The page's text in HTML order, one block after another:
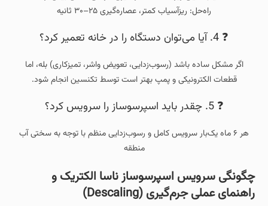
راه‌حل: ریزآسیاب کمتر، عصاره‌گیری ۲۵–۳۰ ثانیه
❓ 4. آیا می‌توان دستگاه را در خانه تعمیر کرد؟
اگر مشکل ساده باشد (رسوب‌زدایی، تعویض واشر، تمیزکاری) بله، اما
قطعات الکترونیکی و پمپ بهتر است توسط تکنسین انجام شود.
❓ 5. چقدر باید اسپرسوساز را سرویس کرد؟
هر ۶ ماه یک‌بار سرویس کامل و رسوب‌زدایی منظم با توجه به سختی آب
منطقه
چگونگی سرویس اسپرسوساز ناسا الکتریک و
راهنمای عملی جرم‌گیری (Descaling)